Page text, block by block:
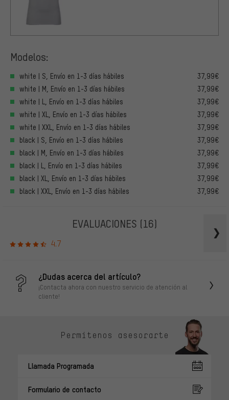
Modelos:
white | S, Envío en 1-3 días hábiles
37,99€
white | M, Envío en 1-3 días hábiles
37,99€
white | L, Envío en 1-3 días hábiles
37,99€
white | XL, Envío en 1-3 días hábiles
37,99€
white | XXL, Envío en 1-3 días hábiles
37,99€
black | S, Envío en 1-3 días hábiles
37,99€
black | M, Envío en 1-3 días hábiles
37,99€
black | L, Envío en 1-3 días hábiles
37,99€
black | XL, Envío en 1-3 días hábiles
37,99€
black | XXL, Envío en 1-3 días hábiles
37,99€
EVALUACIONES (16)
4.7
¿Dudas acerca del artículo?
¡Contacta ahora con nuestro servicio de atención al
cliente!
Permítenos asesorarte
Llamada Programada
Formulario de contacto